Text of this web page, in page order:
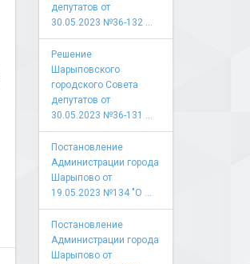
депутатов от
30.05.2023 №36-132 ...
Решение
Шарыповского
городского Совета
депутатов от
30.05.2023 №36-131 ...
Постановление
Администрации города
Шарыпово от
19.05.2023 №134 "О ...
Постановление
Администрации города
Шарыпово от